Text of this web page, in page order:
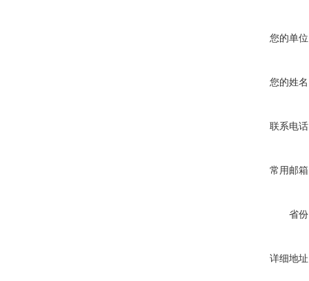
您的单
您的姓
联系电
常用邮
省
详细地